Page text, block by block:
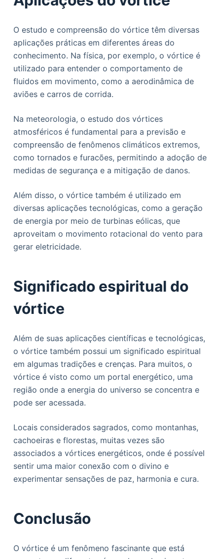
O estudo e compreensão do vórtice têm diversas
aplicações práticas em diferentes áreas do
conhecimento. Na física, por exemplo, o vórtice é
utilizado para entender o comportamento de
fluidos em movimento, como a aerodinâmica de
aviões e carros de corrida.
Na meteorologia, o estudo dos vórtices
atmosféricos é fundamental para a previsão e
compreensão de fenômenos climáticos extremos,
como tornados e furacões, permitindo a adoção de
medidas de segurança e a mitigação de danos.
Além disso, o vórtice também é utilizado em
diversas aplicações tecnológicas, como a geração
de energia por meio de turbinas eólicas, que
aproveitam o movimento rotacional do vento para
gerar eletricidade.
Significado espiritual do
vórtice
Além de suas aplicações científicas e tecnológicas,
o vórtice também possui um significado espiritual
em algumas tradições e crenças. Para muitos, o
vórtice é visto como um portal energético, uma
região onde a energia do universo se concentra e
pode ser acessada.
Locais considerados sagrados, como montanhas,
cachoeiras e florestas, muitas vezes são
associados a vórtices energéticos, onde é possível
sentir uma maior conexão com o divino e
experimentar sensações de paz, harmonia e cura.
Conclusão
O vórtice é um fenômeno fascinante que está